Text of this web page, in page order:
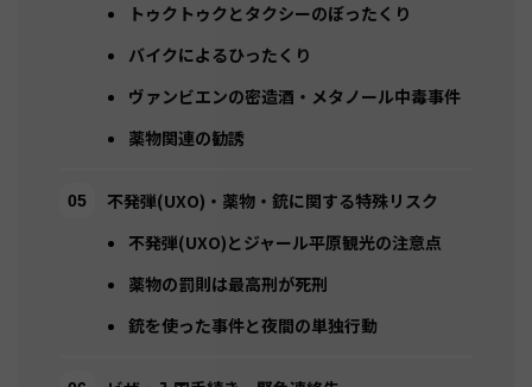
トゥクトゥクとタクシーのぼったくり
バイクによるひったくり
ヴァンビエンの密造酒・メタノール中毒事件
薬物関連の勧誘
不発弾(UXO)・薬物・銃に関する特殊リスク
不発弾(UXO)とジャール平原観光の注意点
薬物の罰則は最高刑が死刑
銃を使った事件と夜間の単独行動